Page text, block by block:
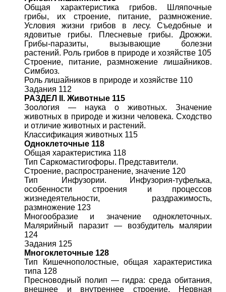
Общая характеристика грибов. Шляпочные
грибы, их строение, питание, размножение.
Условия жизни грибов в лесу. Съедобные и
ядовитые грибы. Плесневые грибы. Дрожжи.
Грибы-паразиты, вызывающие болезни
растений. Роль грибов в природе и хозяйстве 105
Строение, питание, размножение лишайников.
Симбиоз.
Роль лишайников в природе и хозяйстве 110
Задания 112
РАЗДЕЛ
. Животные 115
Зоология — наука о животных. Значение
животных в природе и жизни человека. Сходство
и отличие животных и растений.
Классификация животных 115
Одноклеточные 118
Общая характеристика 118
Тип Саркомастигофоры. Представители.
Строение, распространение, значение 120
Тип Инфузории. Инфузория-туфелька,
особенности строения и процессов
жизнедеятельности, раздражимость,
размножение 123
Многообразие и значение одноклеточных.
Малярийный паразит — возбудитель малярии
124
Задания 125
Многоклеточные 128
Тип Кишечнополостные, общая характеристика
типа 128
Пресноводный полип — гидра: среда обитания,
внешнее и внутреннее строение. Нервная